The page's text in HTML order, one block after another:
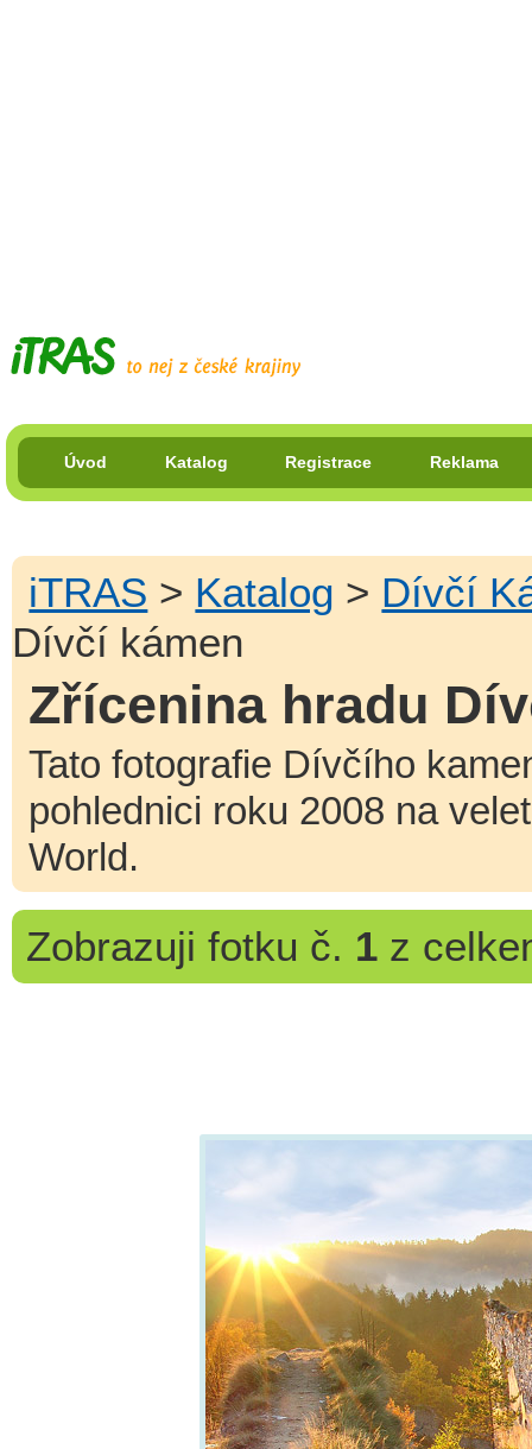
Úvod Katalog Registrace Reklama
iTRAS > Katalog > Dívčí
Dívčí kámen
Zřícenina hradu
Tato fotografie Dívčího
pohlednici roku 2008 na
World.
Zobrazuji fotku č. 1z